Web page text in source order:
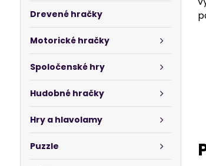
Drevené hračky
Motorické hračky
Spoločenské hry
Hudobné hračky
Hry a hlavolamy
Puzzle